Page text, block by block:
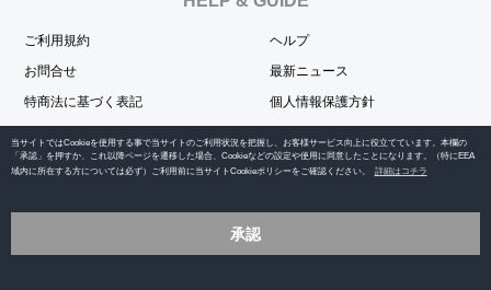
当サイトではCookieを使用する事で当サイトのご利用状況を把握し、お客様サービス向上に役立てています。本欄の
「承認」を押すか、これ以降ページを遷移した場合、Cookieなどの設定や使用に同意したことになります。（特にEEA
域内に所在する方については必ず）ご利用前に当サイトCookieポリシーをご確認ください。
詳細はコチラ
承認
ご利用規約
ヘルプ
お問合せ
最新ニュース
特商法に基づく表記
個人情報保護方針
OFFICIAL SNS